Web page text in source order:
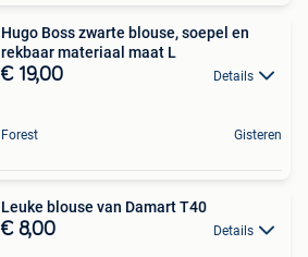
Hugo Boss zwarte blouse, soepel en
rekbaar materiaal maat L
€ 19,00 Details
Forest Gisteren
Leuke blouse van Damart T40
€ 8,00 Details